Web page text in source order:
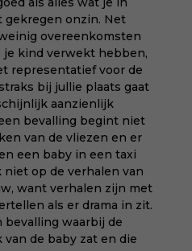
onzin. Net
overeenkomsten
kind verwekt hebben,
representatief voor de
bij jullie plaats gaat
aanzienlijk
bevalling begint niet
van de vliezen en er
een baby in een taxi
op de verhalen van
want verhalen zijn met
als er drama in zit.
bevalling waarbij de
de baby zat en die